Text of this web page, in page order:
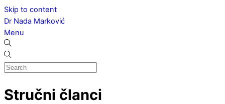
Skip to content
Dr Nada Marković
Menu
Stručni članci